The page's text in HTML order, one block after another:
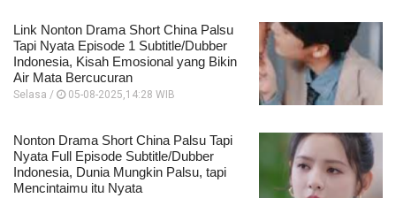
Link Nonton Drama Short China Palsu
Tapi Nyata Episode 1 Subtitle/Dubber
Indonesia, Kisah Emosional yang Bikin
Air Mata Bercucuran
Selasa / 05-08-2025,14:28 WIB
Nonton Drama Short China Palsu Tapi
Nyata Full Episode Subtitle/Dubber
Indonesia, Dunia Mungkin Palsu, tapi
Mencintaimu itu Nyata